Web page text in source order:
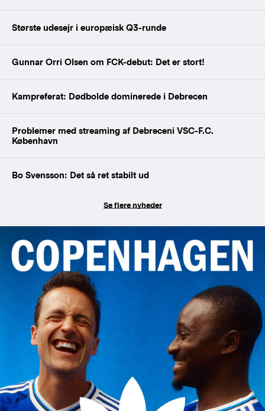
Største udesejr i europæisk Q3-runde
Gunnar Orri Olsen om FCK-debut: Det er stort!
Kampreferat: Dødbolde dominerede i Debrecen
Problemer med streaming af Debreceni VSC-F.C.
København
Bo Svensson: Det så ret stabilt ud
Se flere nyheder